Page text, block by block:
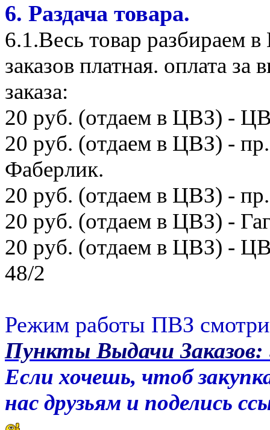
6. Раздача товара.
6.1.Весь товар разбираем
заказов платная. оплата
заказа:
20 руб. (отдаем в ЦВЗ) -
20 руб. (отдаем в ЦВЗ) -
Фаберлик.
20 руб. (отдаем в ЦВЗ) -
20 руб. (отдаем в ЦВЗ) -
20 руб. (отдаем в ЦВЗ) -
48/2
Режим работы ПВЗ
Пункты Выдачи
Если хочешь, чтоб
нас друзьям и поделись